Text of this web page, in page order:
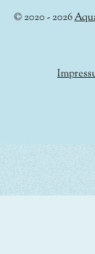
© 2020 - 2026